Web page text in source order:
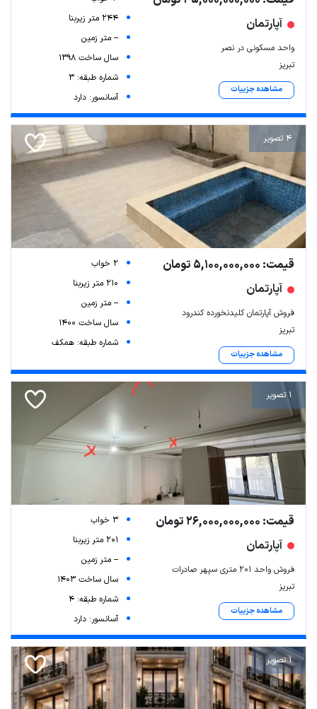
آپارتمان
واحد مسکونی در نصر
تبریز
مشاهده جزییات
244 متر زیربنا
-- متر زمین
سال ساخت 1398
شماره طبقه: 3
آسانسور: دارد
4 تصویر
قیمت: 5,100,000,000 تومان
آپارتمان
فروش آپارتمان کلیدنخورده کندرود
تبریز
مشاهده جزییات
2 خواب
210 متر زیربنا
-- متر زمین
سال ساخت 1400
شماره طبقه: همکف
1 تصویر
قیمت: 26,000,000,000 تومان
آپارتمان
فروش واحد ۲۰۱ متری سپهر صادرات
تبریز
مشاهده جزییات
3 خواب
201 متر زیربنا
-- متر زمین
سال ساخت 1403
شماره طبقه: 4
آسانسور: دارد
1 تصویر